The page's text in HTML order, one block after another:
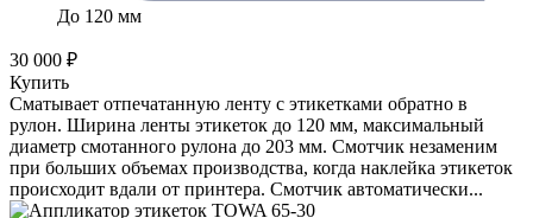
До 120 мм
30 000 ₽
Купить
Сматывает отпечатанную ленту с этикетками обратно в
рулон. Ширина ленты этикеток до 120 мм, максимальный
диаметр смотанного рулона до 203 мм. Смотчик незаменим
при больших объемах производства, когда наклейка этикеток
происходит вдали от принтера. Смотчик автоматически...